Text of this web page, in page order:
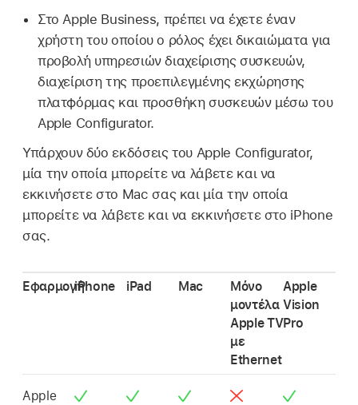
Στο Apple Business, πρέπει να έχετε έναν
χρήστη του οποίου ο ρόλος έχει δικαιώματα για
προβολή υπηρεσιών διαχείρισης συσκευών,
διαχείριση της προεπιλεγμένης εκχώρησης
πλατφόρμας και προσθήκη συσκευών μέσω του
Apple Configurator.
Υπάρχουν δύο εκδόσεις του Apple Configurator,
μία την οποία μπορείτε να λάβετε και να
εκκινήσετε στο Mac σας και μία την οποία
μπορείτε να λάβετε και να εκκινήσετε στο iPhone
σας.
ΕφαρμογήiPhone iPad Mac
Μόνο
μοντέλα
Apple TV
με
Ethernet
Apple
Vision
Pro
Apple